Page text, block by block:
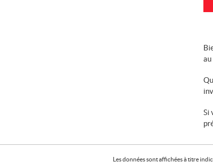
au
Si
Les données sont affichées à titre